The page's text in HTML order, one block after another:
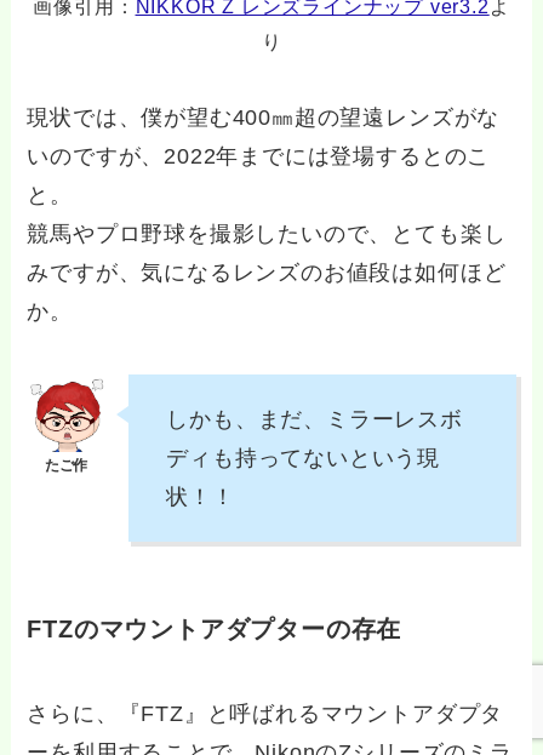
画像引用： NIKKOR Z レンズラインナップ ver3.2 よ
り
現状では、僕が望む400㎜超の望遠レンズがな
いのですが、2022年までには登場するとのこ
と。
競馬やプロ野球を撮影したいので、とても楽し
みですが、気になるレンズのお値段は如何ほど
か。
しかも、まだ、ミラーレスボ
ディも持ってないという現
状！！
FTZのマウントアダプターの存在
さらに、『FTZ』と呼ばれるマウントアダプタ